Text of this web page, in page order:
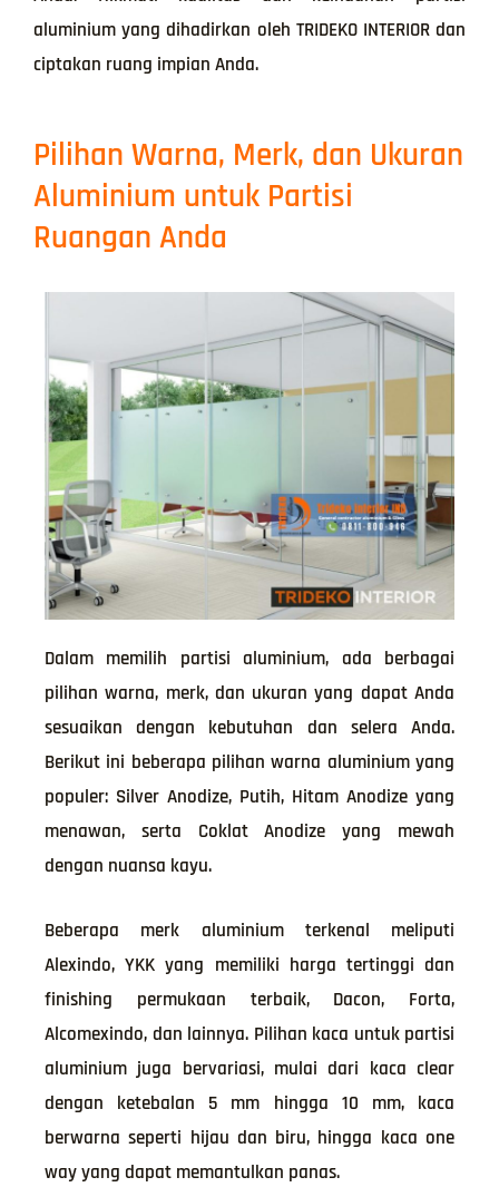
aluminium yang dihadirkan oleh TRIDEKO INTERIOR dan
ciptakan ruang impian Anda.
Pilihan Warna, Merk, dan Ukuran
Aluminium untuk Partisi
Ruangan Anda
Dalam memilih partisi aluminium, ada berbagai
pilihan warna, merk, dan ukuran yang dapat Anda
sesuaikan dengan kebutuhan dan selera Anda.
Berikut ini beberapa pilihan warna aluminium yang
populer: Silver Anodize, Putih, Hitam Anodize yang
menawan, serta Coklat Anodize yang mewah
dengan nuansa kayu.
Beberapa merk aluminium terkenal meliputi
Alexindo, YKK yang memiliki harga tertinggi dan
finishing permukaan terbaik, Dacon, Forta,
Alcomexindo, dan lainnya. Pilihan kaca untuk partisi
aluminium juga bervariasi, mulai dari kaca clear
dengan ketebalan 5 mm hingga 10 mm, kaca
berwarna seperti hijau dan biru, hingga kaca one
way yang dapat memantulkan panas.